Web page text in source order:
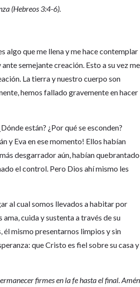
(Hebreos 3:4-6).
algo que me llena y me hace contemplar
semejante creación. Esto a su vez me
La tierra y nuestro cuerpo son
hemos fallado gravemente en hacer
están? ¿Por qué se esconden?
y Eva en ese momento! Ellos habían
desgarrador aún, habían quebrantado
el control. Pero Dios ahí mismo les
al cual somos llevados a habitar por
cuida y sustenta a través de su
él mismo presentarnos limpios y sin
que Cristo es fiel sobre su casa y
firmes en la fe hasta el final.